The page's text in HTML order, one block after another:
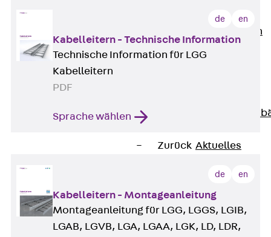
Unternehmen
Mitgliedschaften &
Zurück Aktuelles
Kontakt
Zurück Kontakt
Ansprechpersonen
de en
Kabelleitern - Technische Information
Technische Information für LGG
Kabelleitern
PDF
Sprache wählen
de en
Kabelleitern - Montageanleitung
Montageanleitung für LGG, LGGS, LGIB,
LGAB, LGVB, LGA, LGAA, LGK, LD, LDR,